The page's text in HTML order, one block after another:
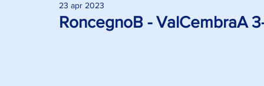
RoncegnoB - ValCembraA
23 apr 2023